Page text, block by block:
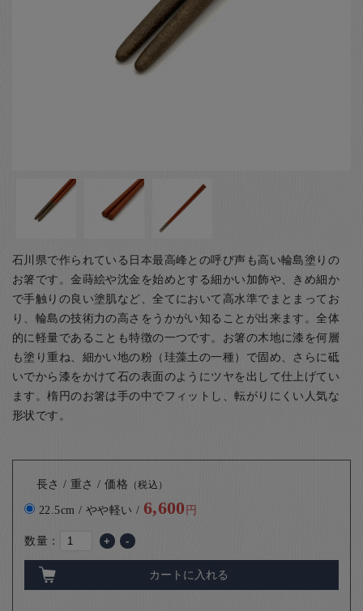
石川県で作られている日本最高峰との呼び声も高い輪島塗りの
お箸です。金蒔絵や沈金を始めとする細かい加飾や、きめ細か
で手触りの良い塗肌など、全てにおいて高水準でまとまってお
り、輪島の技術力の高さをうかがい知ることが出来ます。全体
的に軽量であることも特徴の一つです。 お箸の木地に漆を何層
も塗り重ね、細かい地の粉（珪藻土の一種）で固め、さらに砥
いでから漆をかけて石の表面のようにツヤを出して仕上げてい
ます。楕円のお箸は手の中でフィットし、転がりにくい人気な
形状です。
長さ / 重さ / 価格 （税込）
22.5cm / やや軽い / 6,600円
数量： + -
カートに入れる